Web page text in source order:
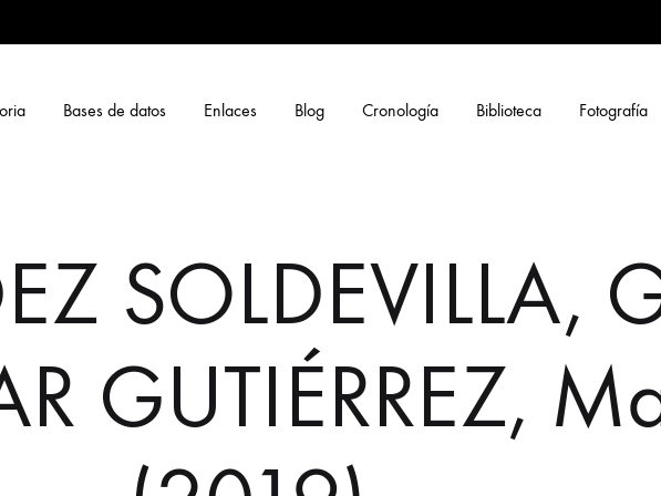
Bases de datos Enlaces Blog Cronología Biblioteca Fotografía
SOLDEVILLA,
GUTIÉRREZ,